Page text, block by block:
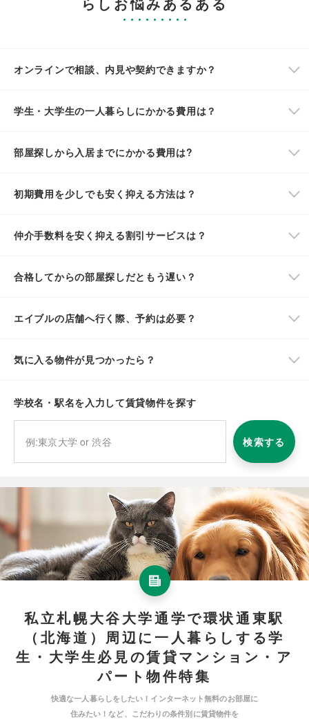
オンラインで相談、内見や契約できますか？
学生・大学生の一人暮らしにかかる費用は？
部屋探しから入居までにかかる費用は?
初期費用を少しでも安く抑える方法は？
仲介手数料を安く抑える割引サービスは？
合格してからの部屋探しだともう遅い？
エイブルの店舗へ行く際、予約は必要？
気に入る物件が見つかったら？
学校名・駅名を入力して賃貸物件を探す
検索する
私立札幌大谷大学通学で環状通東駅
（北海道）周辺に一人暮らしする学
生・大学生必見の賃貸マンション・ア
パート物件特集
快適な一人暮らしをしたい！インターネット無料のお部屋に
住みたい！など、こだわりの条件別に賃貸物件を